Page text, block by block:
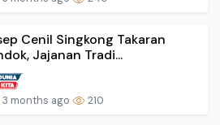
Cenil Singkong Takaran
Jajanan Tradi...
3 months ago 210